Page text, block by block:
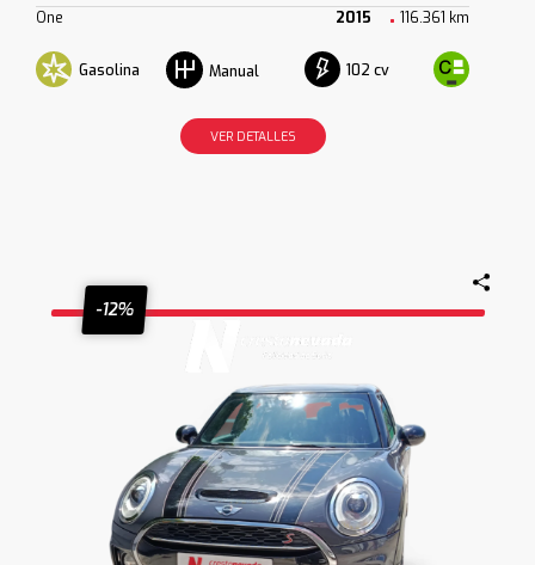
One 2015 116.361 km
Gasolina Manual 102 cv
VER DETALLES
-12%